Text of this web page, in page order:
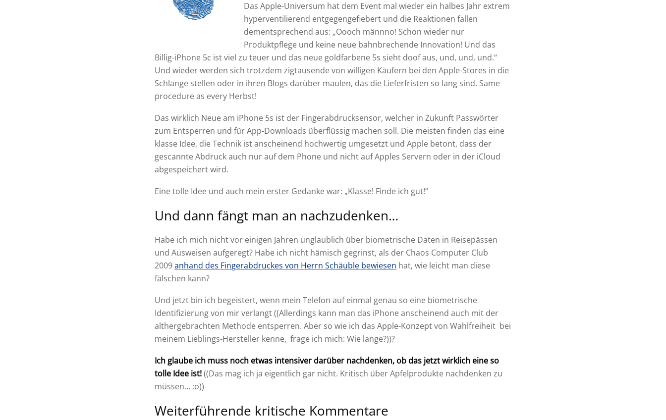
Das Apple-Universum hat dem Event mal wieder ein halbes Jahr extrem
hyperventilierend entgegengefiebert und die Reaktionen fallen
dementsprechend aus: „Oooch männno! Schon wieder nur
Produktpflege und keine neue bahnbrechende Innovation! Und das
Billig-iPhone 5c ist viel zu teuer und das neue goldfarbene 5s sieht doof aus, und, und, und.“
Und wieder werden sich trotzdem zigtausende von willigen Käufern bei den Apple-Stores in die
Schlange stellen oder in ihren Blogs darüber maulen, das die Lieferfristen so lang sind. Same
procedure as every Herbst!
Das wirklich Neue am iPhone 5s ist der Fingerabdrucksensor, welcher in Zukunft Passwörter
zum Entsperren und für App-Downloads überflüssig machen soll. Die meisten finden das eine
klasse Idee, die Technik ist anscheinend hochwertig umgesetzt und Apple betont, dass der
gescannte Abdruck auch nur auf dem Phone und nicht auf Apples Servern oder in der iCloud
abgespeichert wird.
Eine tolle Idee und auch mein erster Gedanke war: „Klasse! Finde ich gut!“
Und dann fängt man an nachzudenken…
Habe ich mich nicht vor einigen Jahren unglaublich über biometrische Daten in Reisepässen
und Ausweisen aufgeregt? Habe ich nicht hämisch gegrinst, als der Chaos Computer Club
2009anhand des Fingerabdruckes von Herrn Schäuble bewiesen hat, wie leicht man diese
fälschen kann?
Und jetzt bin ich begeistert, wenn mein Telefon auf einmal genau so eine biometrische
Identifizierung von mir verlangt ((Allerdings kann man das iPhone anscheinend auch mit der
althergebrachten Methode entsperren. Aber so wie ich das Apple-Konzept von Wahlfreiheit bei
meinem Lieblings-Hersteller kenne, frage ich mich: Wie lange?))?
Ich glaube ich muss noch etwas intensiver darüber nachdenken, ob das jetzt wirklich eine so
tolle Idee ist!((Das mag ich ja eigentlich gar nicht. Kritisch über Apfelprodukte nachdenken zu
müssen… ;o))
Weiterführende kritische Kommentare